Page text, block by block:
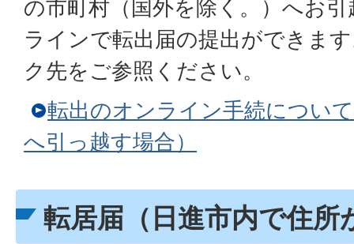
の市町村（国外を除く。）へお
ラインで転出届の提出ができま
ク先をご参照ください。
転出のオンライン手続につい
へ引っ越す場合）
転居届（日進市内で住所